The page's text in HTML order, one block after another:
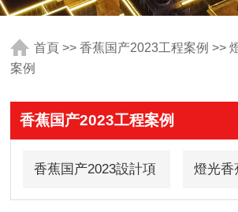
首頁 >>香蕉国产2023工程案例 >>
案例
香蕉国产2023工程案例
香蕉国产2023設計項 燈光香